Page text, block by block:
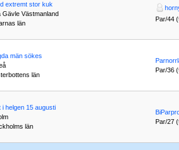
extremt stor kuk
Gävle Västmanland
län
Par/44
män sökes
län
Par/36
i helgen 15 augusti
län
Par/27